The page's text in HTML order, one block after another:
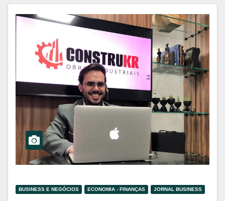
BUSINESS E NEGÓCIOS ECONOMIA - FINANÇAS JORNAL BUSINESS